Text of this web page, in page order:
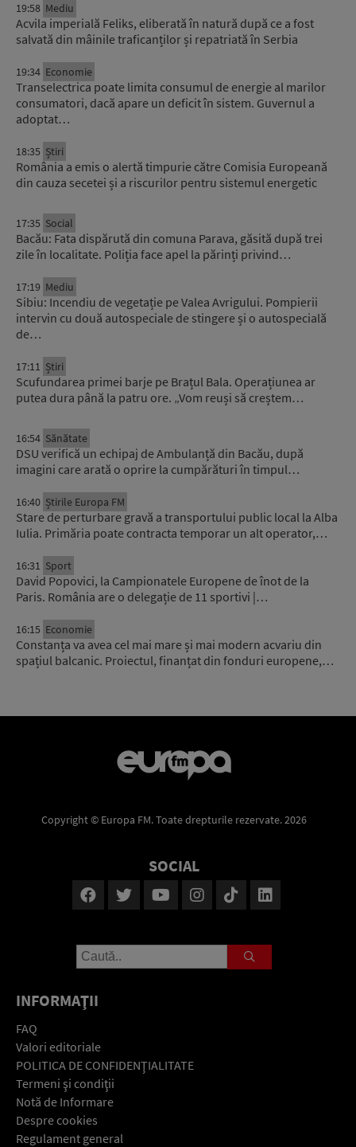
19:58 Mediu
Acvila imperială Feliks, eliberată în natură după ce a fost
salvată din mâinile traficanților și repatriată în Serbia
19:34 Economie
Transelectrica poate limita consumul de energie al marilor
consumatori, dacă apare un deficit în sistem. Guvernul a
adoptat…
18:35 Știri
România a emis o alertă timpurie către Comisia Europeană
din cauza secetei și a riscurilor pentru sistemul energetic
17:35 Social
Bacău: Fata dispărută din comuna Parava, găsită după trei
zile în localitate. Poliția face apel la părinți privind…
17:19 Mediu
Sibiu: Incendiu de vegetație pe Valea Avrigului. Pompierii
intervin cu două autospeciale de stingere și o autospecială
de…
17:11 Știri
Scufundarea primei barje pe Brațul Bala. Operațiunea ar
putea dura până la patru ore. „Vom reuși să creștem…
16:54 Sănătate
DSU verifică un echipaj de Ambulanță din Bacău, după
imagini care arată o oprire la cumpărături în timpul…
16:40 Știrile Europa FM
Stare de perturbare gravă a transportului public local la Alba
Iulia. Primăria poate contracta temporar un alt operator,…
16:31 Sport
David Popovici, la Campionatele Europene de înot de la
Paris. România are o delegație de 11 sportivi |…
16:15 Economie
Constanța va avea cel mai mare și mai modern acvariu din
spațiul balcanic. Proiectul, finanțat din fonduri europene,…
Copyright © Europa FM. Toate drepturile rezervate. 2026
SOCIAL
INFORMAŢII
FAQ
Valori editoriale
POLITICA DE CONFIDENŢIALITATE
Termeni şi condiţii
Notă de Informare
Despre cookies
Regulament general